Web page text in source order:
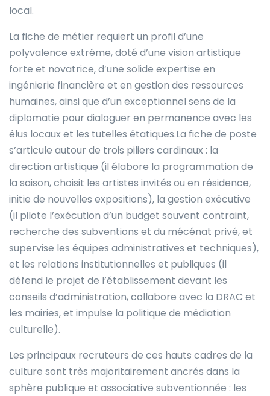
local.
La fiche de métier requiert un profil d’une
polyvalence extrême, doté d’une vision artistique
forte et novatrice, d’une solide expertise en
ingénierie financière et en gestion des ressources
humaines, ainsi que d’un exceptionnel sens de la
diplomatie pour dialoguer en permanence avec les
élus locaux et les tutelles étatiques.La fiche de poste
s’articule autour de trois piliers cardinaux : la
direction artistique (il élabore la programmation de
la saison, choisit les artistes invités ou en résidence,
initie de nouvelles expositions), la gestion exécutive
(il pilote l’exécution d’un budget souvent contraint,
recherche des subventions et du mécénat privé, et
supervise les équipes administratives et techniques),
et les relations institutionnelles et publiques (il
défend le projet de l’établissement devant les
conseils d’administration, collabore avec la DRAC et
les mairies, et impulse la politique de médiation
culturelle).
Les principaux recruteurs de ces hauts cadres de la
culture sont très majoritairement ancrés dans la
sphère publique et associative subventionnée : les